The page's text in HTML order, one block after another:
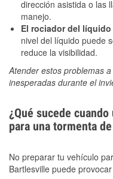
dirección asistida o las
manejo.
El rociador del
nivel del líquido puede
reduce la visibilidad.
Atender estos problemas
inesperadas durante el
¿Qué sucede
para una tormenta
No preparar tu vehículo
Bartlesville puede